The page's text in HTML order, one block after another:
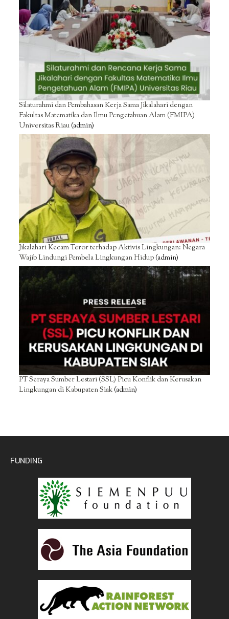
Silaturahmi dan Pembahasan Kerja Sama Jikalahari dengan
Fakultas Matematika dan Ilmu Pengetahuan Alam (FMIPA)
Universitas Riau(admin)
Jikalahari Kecam Teror terhadap Aktivis Lingkungan: Negara
Wajib Lindungi Pembela Lingkungan Hidup(admin)
PT Seraya Sumber Lestari (SSL) Picu Konflik dan Kerusakan
Lingkungan di Kabupaten Siak(admin)
FUNDING